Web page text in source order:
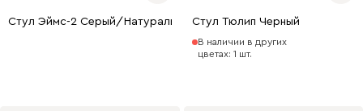
Стул Эймс-2 Серый/НатуральныйСтул Тюлип Черный
В наличии в других
цветах: 1 шт.